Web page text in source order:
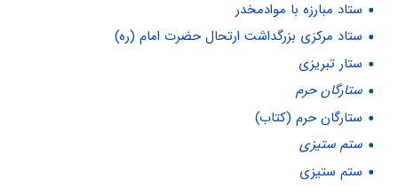
ستاد مبارزه با موادمخدر
ستاد مرکزی بزرگداشت ارتحال حضرت امام (ره)
ستار تبریزی
ستارگان حرم
ستارگان حرم (کتاب)
ستم ستيزى
ستم ستیزی